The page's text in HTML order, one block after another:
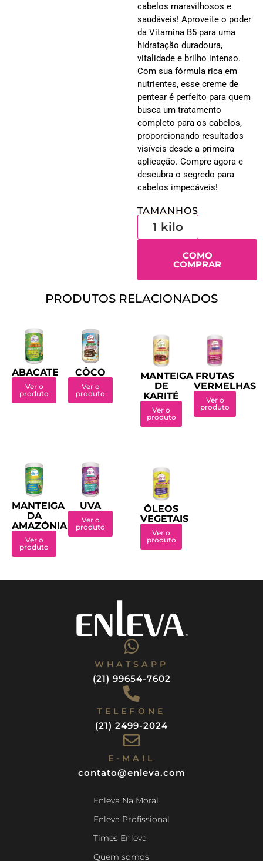
cabelos maravilhosos e
saudáveis! Aproveite o poder
da Vitamina B5 para uma
hidratação duradoura,
vitalidade e brilho intenso.
Com sua fórmula rica em
nutrientes, esse creme de
pentear é perfeito para quem
busca um tratamento
completo para os cabelos,
proporcionando resultados
visíveis desde a primeira
aplicação. Compre agora e
descubra o segredo para
cabelos impecáveis!
TAMANHOS
1 kilo
COMO
COMPRAR
PRODUTOS RELACIONADOS
ABACATE
Ver o
produto
CÔCO
Ver o
produto
MANTEIGA
DE
KARITÉ
Ver o
produto
FRUTAS
VERMELHAS
Ver o
produto
MANTEIGA
DA
AMAZÓNIA
Ver o
produto
UVA
Ver o
produto
ÓLEOS
VEGETAIS
Ver o
produto
WHATSAPP
(21) 99654-7602
TELEFONE
(21) 2499-2024
E-MAIL
contato@enleva.com
Enleva Na Moral
Enleva Profissional
Times Enleva
Quem somos